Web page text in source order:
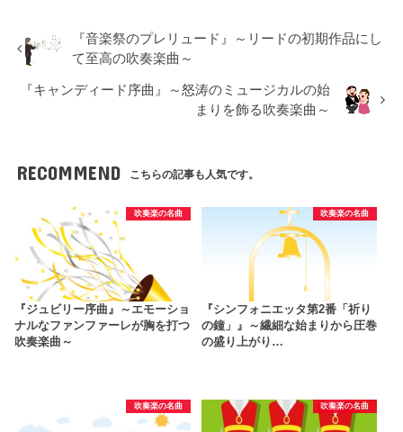
『音楽祭のプレリュード』～リードの初期作品にし
て至高の吹奏楽曲～
『キャンディード序曲』～怒涛のミュージカルの始
まりを飾る吹奏楽曲～
RECOMMEND こちらの記事も人気です。
吹奏楽の名曲
『ジュビリー序曲』～エモーショ
ナルなファンファーレが胸を打つ
吹奏楽曲～
吹奏楽の名曲
『シンフォニエッタ第2番「祈り
の鐘」』～繊細な始まりから圧巻
の盛り上がり…
吹奏楽の名曲 吹奏楽の名曲